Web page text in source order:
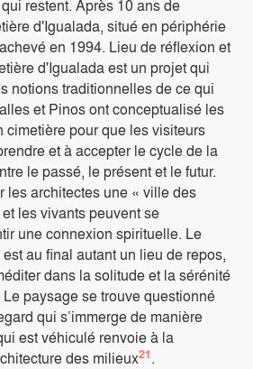
restent. Après 10 ans de
d'Igualada, situé en périphérie
en 1994. Lieu de réflexion et
d'Igualada est un projet qui
notions traditionnelles de ce qui
et Pinos ont conceptualisé les
cimetière pour que les visiteurs
et à accepter le cycle de la
le passé, le présent et le futur.
les architectes une « ville des
les vivants peuvent se
une connexion spirituelle. Le
au final autant un lieu de repos,
dans la solitude et la sérénité
paysage se trouve questionné
qui s’immerge de manière
est véhiculé renvoie à la
des milieux21.